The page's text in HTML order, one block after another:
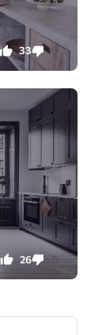
33 0
26 0